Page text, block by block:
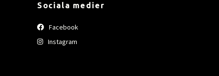
Sociala medier
Facebook
Instagram